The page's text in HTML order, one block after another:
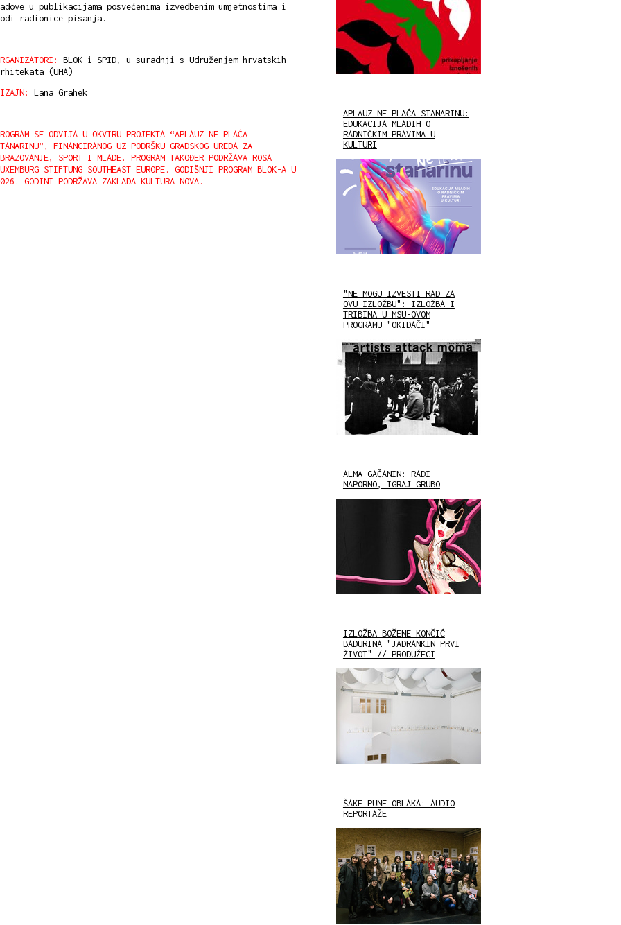
u publikacijama posvećenima izvedbenim umjetnostima i
radionice pisanja.
BLOK i SPID, u suradnji s Udruženjem hrvatskih
(UHA)
Lana Grahek
SE ODVIJA U OKVIRU PROJEKTA “APLAUZ NE PLAĆA
FINANCIRANOG UZ PODRŠKU GRADSKOG UREDA ZA
SPORT I MLADE. PROGRAM TAKOĐER PODRŽAVA ROSA
STIFTUNG SOUTHEAST EUROPE. GODIŠNJI PROGRAM BLOK-A U
GODINI PODRŽAVA ZAKLADA KULTURA NOVA.
APLAUZ NE PLAĆA STANARINU:
EDUKACIJA MLADIH O
RADNIČKIM PRAVIMA U
KULTURI
"NE MOGU IZVESTI RAD ZA
OVU IZLOŽBU": IZLOŽBA I
TRIBINA U MSU-OVOM
PROGRAMU "OKIDAČI"
ALMA GAČANIN: RADI
NAPORNO, IGRAJ GRUBO
IZLOŽBA BOŽENE KONČIĆ
BADURINA "JADRANKIN PRVI
ŽIVOT" // PRODUŽECI
ŠAKE PUNE OBLAKA: AUDIO
REPORTAŽE